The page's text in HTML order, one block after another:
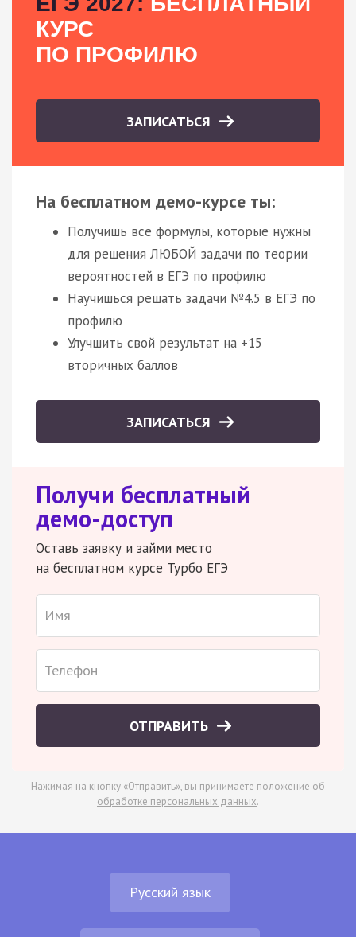
КУРС
ПО ПРОФИЛЮ
ЗАПИСАТЬСЯ
На бесплатном демо-курсе ты:
Получишь все формулы, которые нужны
для решения ЛЮБОЙ задачи по теории
вероятностей в ЕГЭ по профилю
Научишься решать задачи №4.5 в ЕГЭ по
профилю
Улучшить свой результат на +15
вторичных баллов
ЗАПИСАТЬСЯ
Получи бесплатный
демо-доступ
Оставь заявку и займи место
на бесплатном курсе Турбо ЕГЭ
ОТПРАВИТЬ
Нажимая на кнопку «Отправить», вы принимаете положение об
обработке персональных данных.
Русский язык